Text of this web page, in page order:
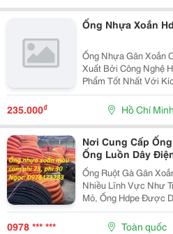
Ống Nhựa Xoắn
Ống Nhựa Gân Xoắn
Xuất Bởi Công Nghệ
Phẩm Tốt Nhất Với
Từ 25Mm Đến 250Mm . Ưu Điểm: Độ Dài Liên
Dàng Uốn Cong,
235.000₫ Hồ Chí Minh
Nơi Cung Cấp Ống Nhựa Xoắn Hdpe Ospen,
Ống Luồn Dây
Quốc
Ống Ruột Gà Gân
Nhiều Lĩnh Vực Như
Mỏ, Ống Hdpe Được
Nghiệp Khai Mỏ, Ống Cống. Ống Hdpe
Trong Ngành Điện,
0978 *** *** Toàn quốc